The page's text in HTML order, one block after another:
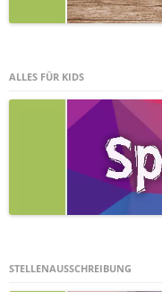
ALLES FÜR KIDS
STELLENAUSSCHREIBUNG